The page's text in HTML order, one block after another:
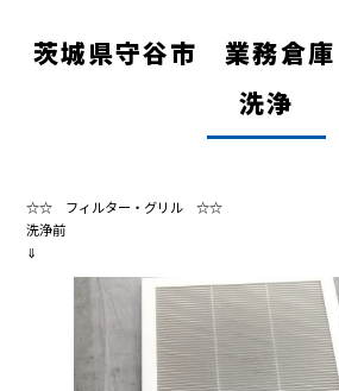
茨城県守谷市 業務倉
洗浄
☆☆ フィルター・グリル ☆☆
洗浄前
⇓